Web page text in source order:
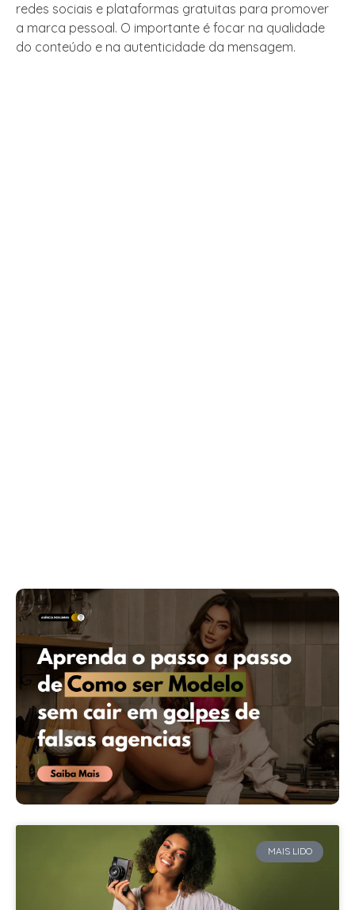
redes sociais e plataformas gratuitas para promover
a marca pessoal. O importante é focar na qualidade
do conteúdo e na autenticidade da mensagem.
MAIS LIDO